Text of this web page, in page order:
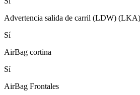
Advertencia salida de carril (LDW) (LKA)
Sí
AirBag cortina
Sí
AirBag Frontales